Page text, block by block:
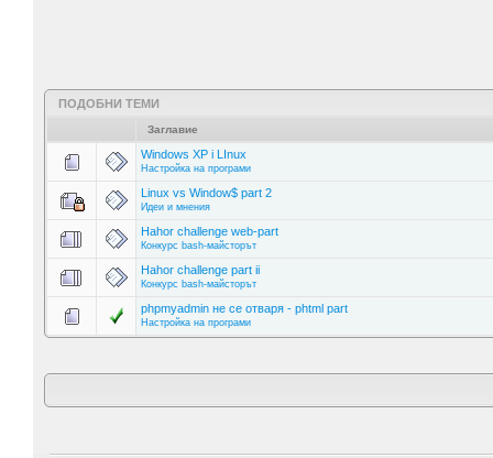
ПОДОБНИ ТЕМИ
Заглавие
Windows XP i LInux
Настройка на програми
Linux vs Window$ part 2
Идеи и мнения
Hahor challenge web-part
Конкурс bash-майсторът
Hahor challenge part ii
Конкурс bash-майсторът
phpmyadmin не се отваря - phtml part
Настройка на програми